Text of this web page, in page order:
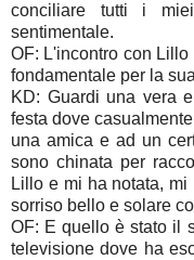
conciliare tutti i
sentimentale.
OF: L'incontro con
fondamentale per la
KD: Guardi una vera
festa dove
una amica e ad un
sono chinata per
Lillo e mi ha notata,
sorriso bello e solare
OF: E quello è stato il
televisione dove ha